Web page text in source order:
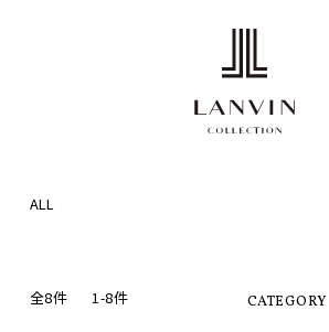
ALL
全8件 1-8件 CATEGORY